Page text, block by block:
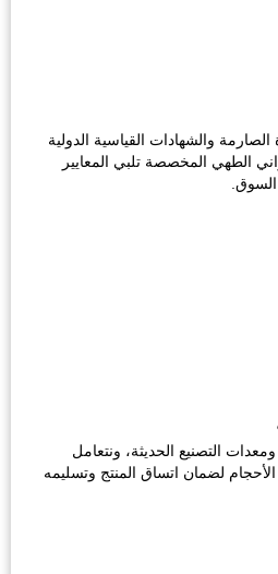
والشهادات القياسية الدولية
الطهي المخصصة تلبي المعايير
السوق.
التصنيع الحديثة، ونتعامل
لضمان اتساق المنتج وتسليمه